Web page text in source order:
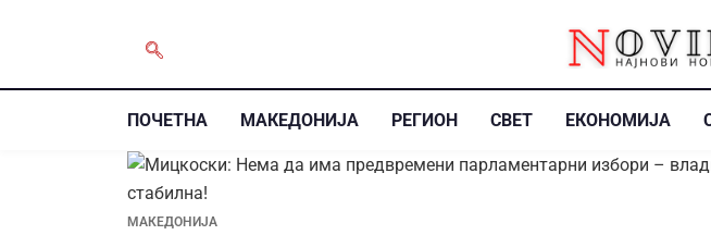
ПОЧЕТНА МАКЕДОНИЈА РЕГИОН СВЕТ ЕКОНОМИЈА
МАКЕДОНИЈА